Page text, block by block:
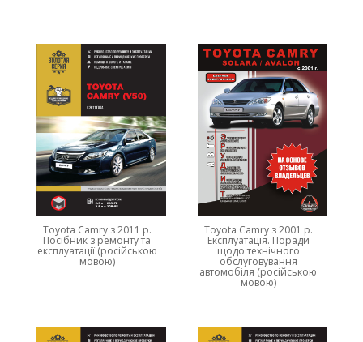
Toyota Camry з 2011 р.
Посібник з ремонту та
експлуатації (російською
мовою)
Toyota Camry з 2001 р.
Експлуатація. Поради
щодо технічного
обслуговування
автомобіля (російською
мовою)